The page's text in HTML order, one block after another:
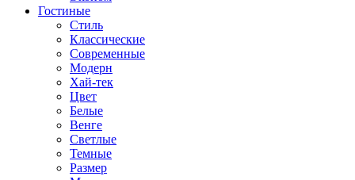
Гостиные
Стиль
Классические
Современные
Модерн
Хай-тек
Цвет
Белые
Венге
Светлые
Темные
Размер